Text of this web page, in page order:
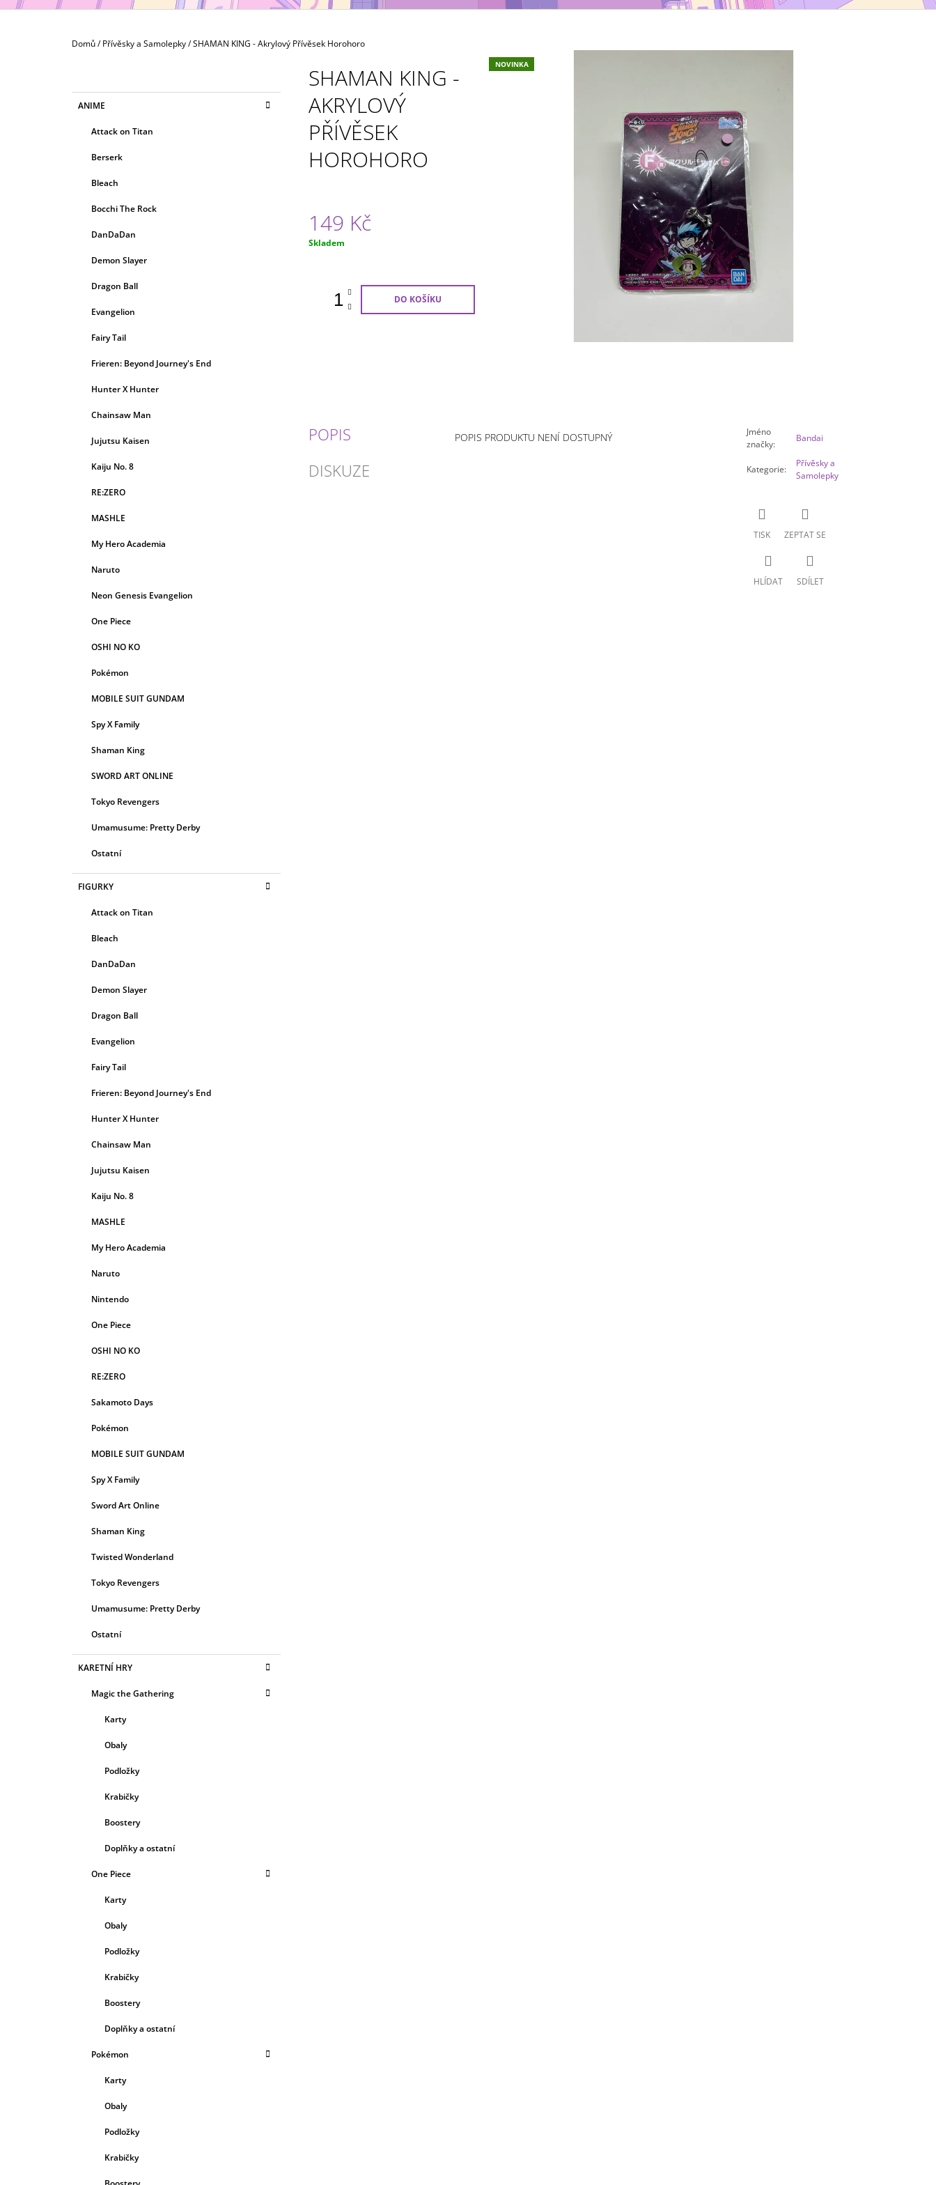
Domů/ Přívěsky a Samolepky/SHAMAN KING - Akrylový Přívěsek Horohoro
kategorie
K
AANIME
Attack on Titan
Berserk
Bleach
Bocchi The Rock
DanDaDan
Demon Slayer
Dragon Ball
Evangelion
Fairy Tail
Frieren: Beyond Journey's End
Hunter X Hunter
Chainsaw Man
Jujutsu Kaisen
Kaiju No. 8
RE:ZERO
MASHLE
My Hero Academia
Naruto
Neon Genesis Evangelion
One Piece
OSHI NO KO
Pokémon
MOBILE SUIT GUNDAM
Spy X Family
Shaman King
SWORD ART ONLINE
Tokyo Revengers
Umamusume: Pretty Derby
Ostatní
FIGURKY
Attack on Titan
Bleach
DanDaDan
Demon Slayer
Dragon Ball
Evangelion
Fairy Tail
Frieren: Beyond Journey's End
Hunter X Hunter
Chainsaw Man
Jujutsu Kaisen
Kaiju No. 8
MASHLE
My Hero Academia
Naruto
Nintendo
One Piece
OSHI NO KO
RE:ZERO
Sakamoto Days
Pokémon
MOBILE SUIT GUNDAM
Spy X Family
Sword Art Online
Shaman King
Twisted Wonderland
Tokyo Revengers
Umamusume: Pretty Derby
Ostatní
KARETNÍ HRY
Magic the Gathering
Karty
Obaly
Podložky
Krabičky
Boostery
Doplňky a ostatní
One Piece
Karty
Obaly
Podložky
Krabičky
Boostery
Doplňky a ostatní
Pokémon
Karty
Obaly
Podložky
Krabičky
SHAMAN KING -
AKRYLOVÝ
PŘÍVĚSEK
HOROHORO
NOVINKA
149 Kč
Měrná
Skladem
DO KOŠÍKU
POPIS
DISKUZE
POPIS PRODUKTU NENÍ DOSTUPNÝ
Jméno
značky:
Bandai
Kategorie:
Přívěsky a
Samolepky
TISK ZEPTAT SE
HLÍDAT SDÍLET